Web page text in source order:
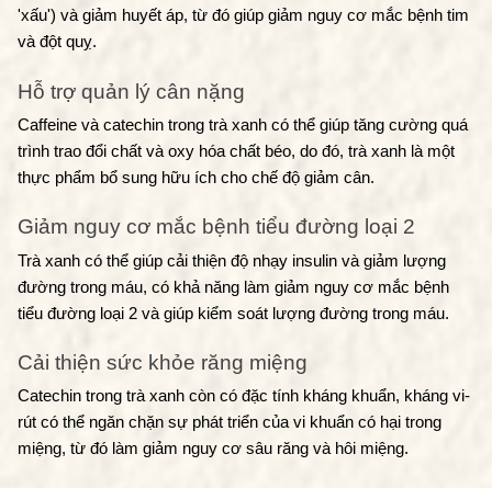
'xấu') và giảm huyết áp, từ đó giúp giảm nguy cơ mắc bệnh tim
và đột quỵ.
Hỗ trợ quản lý cân nặng
Caffeine và catechin trong trà xanh có thể giúp tăng cường quá
trình trao đổi chất và oxy hóa chất béo, do đó, trà xanh là một
thực phẩm bổ sung hữu ích cho chế độ giảm cân.
Giảm nguy cơ mắc bệnh tiểu đường loại 2
Trà xanh có thể giúp cải thiện độ nhạy insulin và giảm lượng
đường trong máu, có khả năng làm giảm nguy cơ mắc bệnh
tiểu đường loại 2 và giúp kiểm soát lượng đường trong máu.
Cải thiện sức khỏe răng miệng
Catechin trong trà xanh còn có đặc tính kháng khuẩn, kháng vi-
rút có thể ngăn chặn sự phát triển của vi khuẩn có hại trong
miệng, từ đó làm giảm nguy cơ sâu răng và hôi miệng.